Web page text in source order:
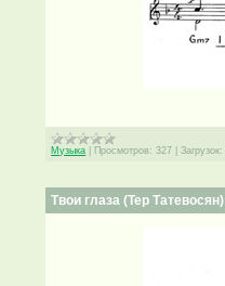
Музыка Просмотров: 327 |Загрузок:
Твои глаза (Тер Татевосян)